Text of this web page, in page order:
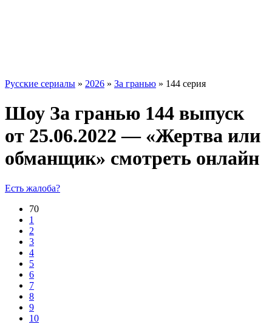
Русские сериалы » 2026 » За гранью » 144 серия
Шоу За гранью 144 выпуск
от 25.06.2022 — «Жертва или
обманщик» смотреть онлайн
Есть жалоба?
70
1
2
3
4
5
6
7
8
9
10